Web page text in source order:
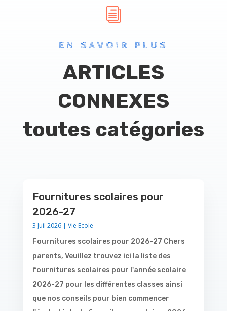
i
EN SAVOIR PLUS
ARTICLES
CONNEXES
toutes catégories
Fournitures scolaires pour
2026-27
3 Juil 2026| Vie Ecole
Fournitures scolaires pour 2026-27 Chers
parents, Veuillez trouvez ici la liste des
fournitures scolaires pour l'année scolaire
2026-27 pour les différentes classes ainsi
que nos conseils pour bien commencer